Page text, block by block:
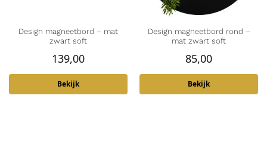
Design magneetbord – mat
zwart soft
139,00
Bekijk
Design magneetbord rond –
mat zwart soft
85,00
Bekijk